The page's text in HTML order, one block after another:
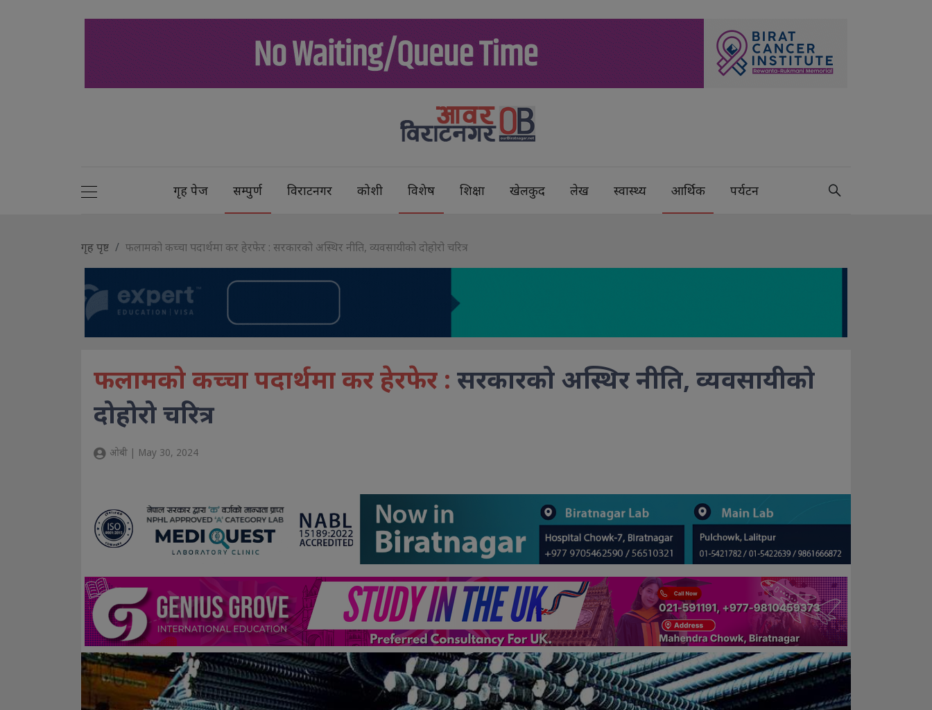
गृह पेज सम्पुर्ण विराटनगर कोशी विशेष शिक्षा खेलकुद लेख स्वास्थ्य आर्थिक पर्यटन
गृह पृष्ट फलामको कच्चा पदार्थमा कर हेरफेर : सरकारको अस्थिर नीति, व्यवसायीको दोहोरो चरित्र
फलामको कच्चा पदार्थमा कर हेरफेर : सरकारको अस्थिर नीति, व्यवसायीको
दोहोरो चरित्र
ओबी | May 30, 2024